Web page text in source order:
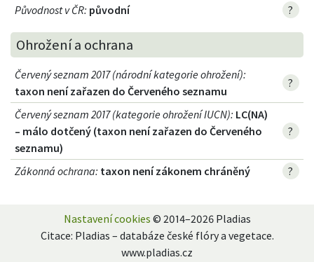
Původnost v ČR: původní ?
Ohrožení a ochrana
Červený seznam 2017 (národní kategorie ohrožení):
taxon není zařazen do Červeného seznamu
?
Červený seznam 2017 (kategorie ohrožení IUCN): LC(NA)
– málo dotčený (taxon není zařazen do Červeného
seznamu)
?
Zákonná ochrana: taxon není zákonem chráněný ?
Nastavení cookies © 2014–2026 Pladias
Citace: Pladias – databáze české flóry a vegetace.
www.pladias.cz